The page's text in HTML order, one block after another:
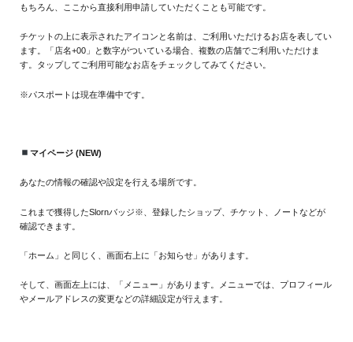
もちろん、ここから直接利用申請していただくことも可能です。
チケットの上に表示されたアイコンと名前は、ご利用いただけるお店を表してい
ます。「店名+00」と数字がついている場合、複数の店舗でご利用いただけま
す。タップしてご利用可能なお店をチェックしてみてください。
※パスポートは現在準備中です。
マイページ (NEW)
あなたの情報の確認や設定を行える場所です。
これまで獲得したSlornバッジ※、登録したショップ、チケット、ノートなどが
確認できます。
「ホーム」と同じく、画面右上に「お知らせ」があります。
そして、画面左上には、「メニュー」があります。メニューでは、プロフィール
やメールアドレスの変更などの詳細設定が行えます。